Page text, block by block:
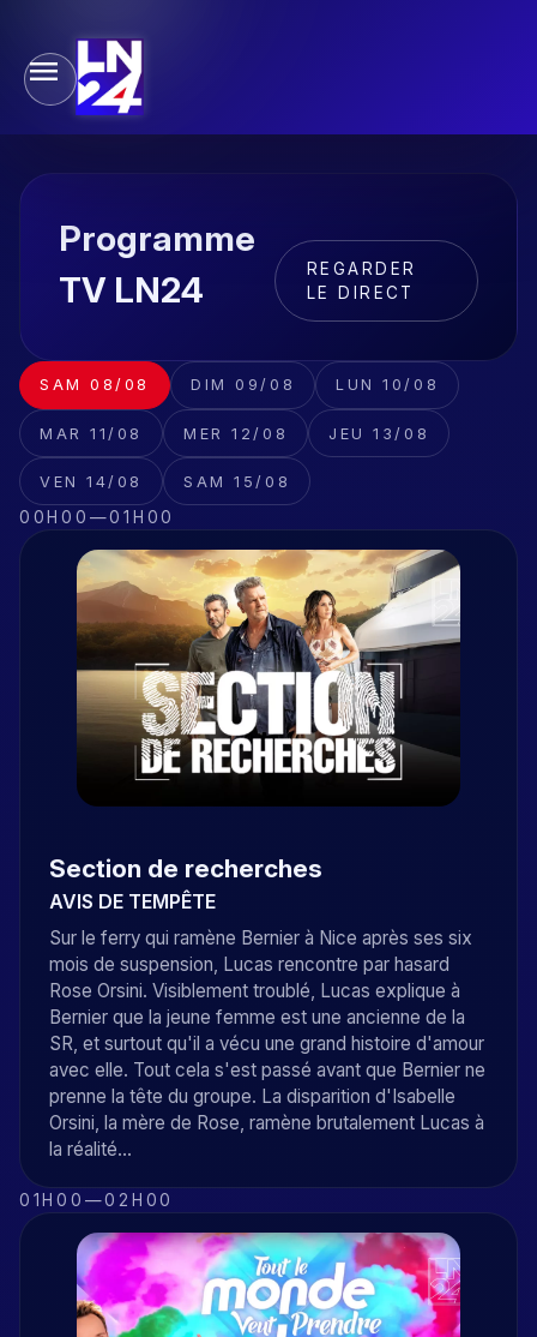
Programme
TV LN24
REGARDER
LE DIRECT
SAM 08/08 DIM 09/08 LUN 10/08
MAR 11/08 MER 12/08 JEU 13/08
VEN 14/08 SAM 15/08
00H00 —01H00
Section de recherches
AVIS DE TEMPÊTE
Sur le ferry qui ramène Bernier à Nice après ses six
mois de suspension, Lucas rencontre par hasard
Rose Orsini. Visiblement troublé, Lucas explique à
Bernier que la jeune femme est une ancienne de la
SR, et surtout qu'il a vécu une grand histoire d'amour
avec elle. Tout cela s'est passé avant que Bernier ne
prenne la tête du groupe. La disparition d'Isabelle
Orsini, la mère de Rose, ramène brutalement Lucas à
la réalité...
01H00 —02H00